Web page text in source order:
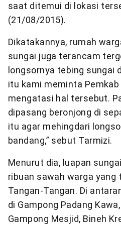
saat ditemui di lokasi
(21/08/2015).
Dikatakannya, rumah
sungai juga terancam
longsornya tebing sungai
itu kami meminta
mengatasi hal tersebut.
dipasang beronjong di
itu agar mehingdari
bandang,” sebut Tarmizi.
Menurut dia, luapan
ribuan sawah warga
Tangan-Tangan. Di
di Gampong Padang
Gampong Mesjid, Bineh